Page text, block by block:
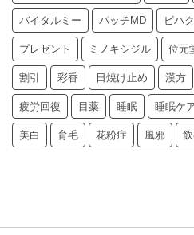
バイタルミー パッチMD ビハ
プレゼント ミノキシジル 位元
割引 彩香 日焼け止め 漢方
疲労回復 目薬 睡眠 睡眠ケ
美白 育毛 花粉症 風邪